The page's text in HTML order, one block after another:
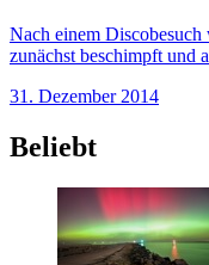
Nach einem
zunächst beschimpft und
31. Dezember 2014
Beliebt